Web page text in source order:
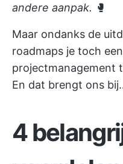
andere aanpak. 🥊
Maar ondanks de
roadmaps je toch
projectmanagement
En dat brengt ons
4